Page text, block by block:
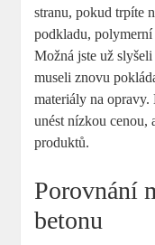
stranu, pokud trpíte
podkladu,
Možná jste už
museli znovu
materiály na opravy.
unést nízkou cenou,
produktů.
Porovnání
betonu